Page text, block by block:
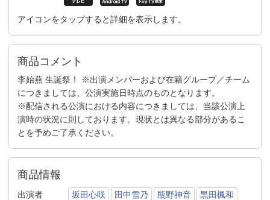
アイコンをタップすると詳細を表示します。
商品コメント
李始燕 生誕祭！ ※出演メンバーおよび在籍グループ／チーム
につきましては、公演実施日時点のものとなります。
※配信される公演における内容につきましては、当該公演上
演時の状況に則しております。現状とは異なる部分があるこ
とを予めご了承ください。
商品情報
出演者 坂田心咲 田中雪乃 瓶野神音 黒田楓和